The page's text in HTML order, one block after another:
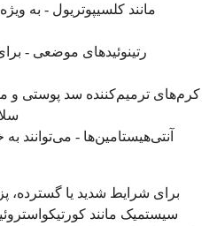
رتینوئیدهای موضعی -
کرم‌های ترمیم‌کننده سد پوستی و
آنتی‌هیستامین‌ها - می‌توانند
برای شرایط شدید یا
سیستمیک مانند